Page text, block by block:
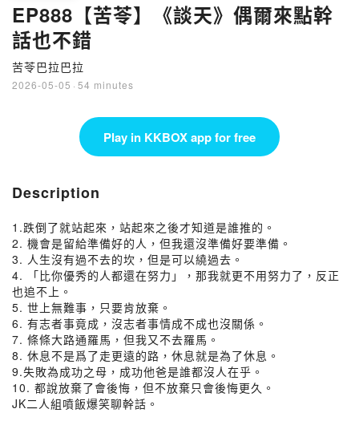
EP888【苦苓】《談天》偶爾來點幹
話也不錯
苦苓巴拉巴拉
2026-05-05 · 54 minutes
Play in KKBOX app for free
Description
1.跌倒了就站起來，站起來之後才知道是誰推的。
2. 機會是留給準備好的人，但我還沒準備好要準備。
3. 人生沒有過不去的坎，但是可以繞過去。
4. 「比你優秀的人都還在努力」，那我就更不用努力了，反正
也追不上。
5. 世上無難事，只要肯放棄。
6. 有志者事竟成，沒志者事情成不成也沒關係。
7. 條條大路通羅馬，但我又不去羅馬。
8. 休息不是爲了走更遠的路，休息就是為了休息。
9.失敗為成功之母，成功他爸是誰都沒人在乎。
10. 都說放棄了會後悔，但不放棄只會後悔更久。
JK二人組噴飯爆笑聊幹話。